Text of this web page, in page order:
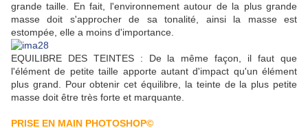
grande taille. En fait, l'environnement autour de la plus grande
masse doit s'approcher de sa tonalité, ainsi la masse est
estompée, elle a moins d'importance.
EQUILIBRE DES TEINTES : De la même façon, il faut que
l'élément de petite taille apporte autant d'impact qu'un élément
plus grand. Pour obtenir cet équilibre, la teinte de la plus petite
masse doit être très forte et marquante.
PRISE EN MAIN PHOTOSHOP©